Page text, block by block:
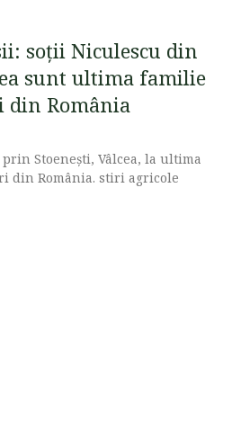
soții Niculescu din
sunt ultima familie
din România
Stoenești, Vâlcea, la ultima
din România. stiri agricole